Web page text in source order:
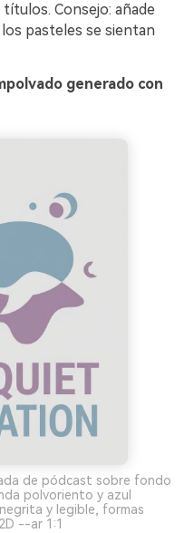
Consejo: añade
pasteles se sientan
generado con
de pódcast sobre fondo
polvoriento y azul
y legible, formas
--ar 1:1